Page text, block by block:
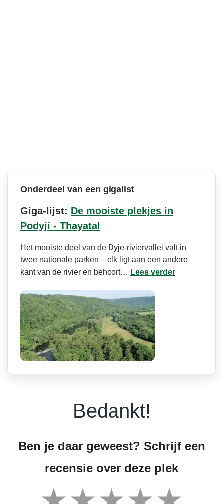
Onderdeel van een gigalist
Giga-lijst: De mooiste plekjes in
Podyjí - Thayatal
Het mooiste deel van de Dyje-riviervallei valt in
twee nationale parken – elk ligt aan een andere
kant van de rivier en behoort… Lees verder
Bedankt!
Ben je daar geweest? Schrijf een
recensie over deze plek